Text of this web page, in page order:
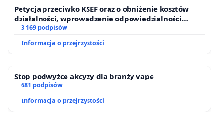
interesem dzieci.
Chcemy edukacji, w której zdrowie ucznia jest
wartością nadrzędną, a nie pomijalnym
Petycja przeciwko KSEF oraz o obniżenie kosztów
działalności, wprowadzenie odpowiedzialności
finansowej kluczowych urzędników i sędziów
3 169 podpisów
Informacja o przejrzystości
Stop podwyżce akcyzy dla branży vape
681 podpisów
Informacja o przejrzystości